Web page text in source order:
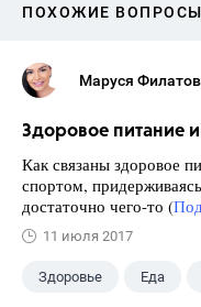
ПОХОЖИЕ ВОПРОСЫ
Маруся
Здоровое питание
Как связаны здоровое
спортом,
достаточно чего-то (
11 июля 2017
Здоровье Еда